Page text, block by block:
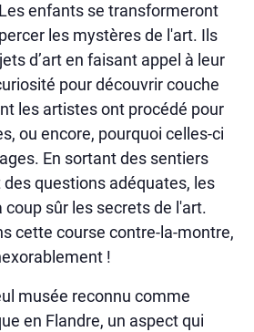
enfants se transformeront
les mystères de l'art. Ils
d’art en faisant appel à leur
pour découvrir couche
les artistes ont procédé pour
ou encore, pourquoi celles-ci
En sortant des sentiers
questions adéquates, les
sûr les secrets de l'art.
cette course contre-la-montre,
!
musée reconnu comme
en Flandre, un aspect qui